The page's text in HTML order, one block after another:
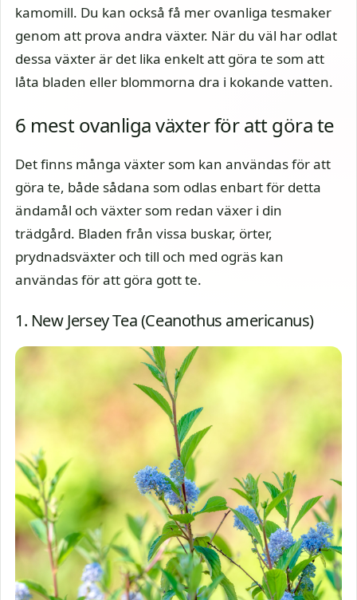
kamomill. Du kan också få mer ovanliga tesmaker
genom att prova andra växter. När du väl har odlat
dessa växter är det lika enkelt att göra te som att
låta bladen eller blommorna dra i kokande vatten.
6 mest ovanliga växter för att göra te
Det finns många växter som kan användas för att
göra te, både sådana som odlas enbart för detta
ändamål och växter som redan växer i din
trädgård. Bladen från vissa buskar, örter,
prydnadsväxter och till och med ogräs kan
användas för att göra gott te.
1. New Jersey Tea (Ceanothus americanus)